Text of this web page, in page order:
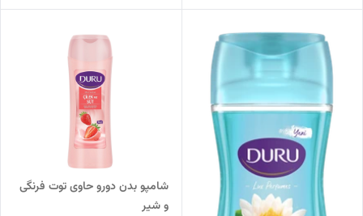
شامپو بدن دورو حاوی توت فرنگی
و شیر